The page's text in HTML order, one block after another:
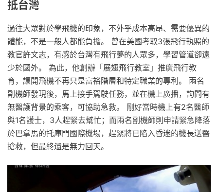
抵台灣
過往大眾對於學飛機的印象，不外乎成本高昂、需要優異的
體能，不是一般人都能負擔。 曾在美國考取3張飛行執照的
教官許文志，有感於台灣有飛行夢的人眾多，學習管道卻遠
少於國外。 為此，他創辦「展翅飛行教室」推廣飛行教
育，讓開飛機不再只是富裕階層和特定職業的專利。 兩名
副機師發現後，馬上接手駕駛任務，並在機上廣播，詢問有
無醫護背景的乘客，可協助急救。 剛好當時機上有2名醫師
與1名護士，3人趕緊去幫忙；而兩名副機師則申請緊急降落
於巴拿馬的托庫門國際機場，趕緊將已陷入昏迷的機長送醫
搶救，但最終還是無力回天。